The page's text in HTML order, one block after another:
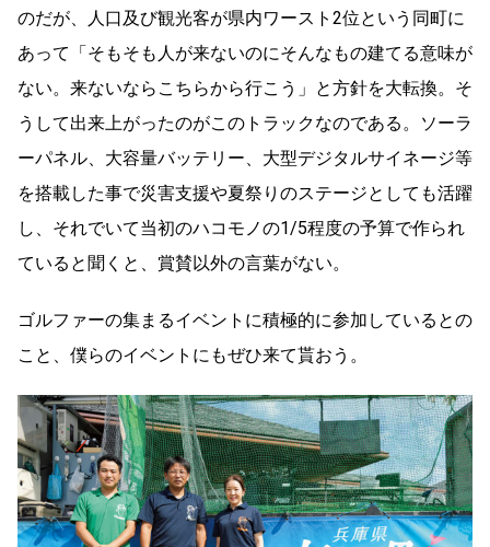
のだが、人口及び観光客が県内ワースト 2位という同町に
あって「そもそも人が来ないのにそんなもの建てる意味が
ない。来ないならこちらから行こう」と方針を大転換。そ
うして出来上がったのがこのトラックなのである。ソーラ
ーパネル、大容量バッテリー、大型デジタルサイネージ等
を搭載した事で災害支援や夏祭りのステージとしても活躍
し、それでいて当初のハコモノの1/5程度の予算で作られ
ていると聞くと、賞賛以外の言葉がない。
ゴルファーの集まるイベントに積極的に参加しているとの
こと、僕らのイベントにもぜひ来て貰おう。